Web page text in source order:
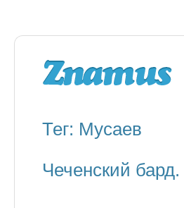
Тег: Мусаев
Чеченский